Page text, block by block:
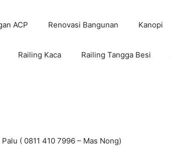
ACP Renovasi Bangunan Kanopi
Railing Kaca Railing Tangga Besi
( 0811 410 7996 – Mas Nong)